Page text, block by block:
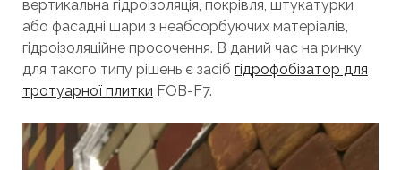
вертикальна гідроізоляція, покрівля, штукатурки
або фасадні шари з неабсорбуючих матеріалів,
гідроізоляційне просочення. В даний час на ринку
для такого типу рішень є засіб гідрофобізатор для
тротуарної плитки FOB-F7.